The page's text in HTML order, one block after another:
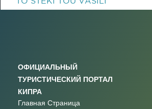
ОФИЦИАЛЬНЫЙ
ТУРИСТИЧЕСКИЙ ПОРТАЛ
КИПРА
Главная Страница